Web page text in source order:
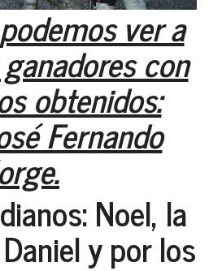
ver a
con
obtenidos:
Fernando
Noel, la
y por los